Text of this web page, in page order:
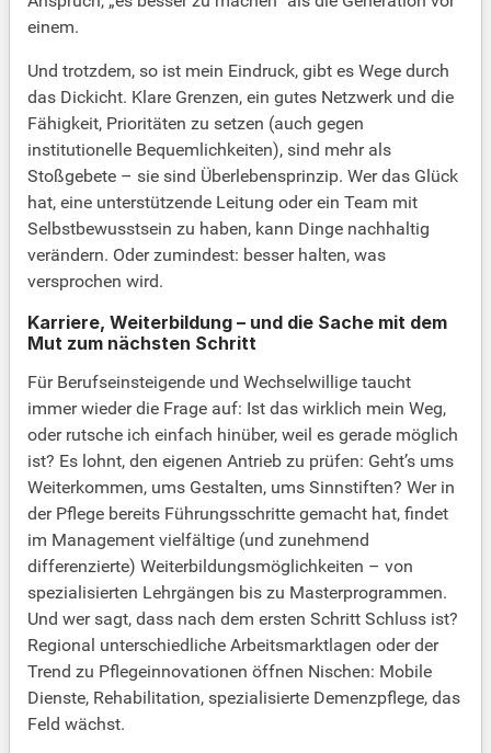
einem.
Und trotzdem, so ist mein Eindruck, gibt es Wege durch
das Dickicht. Klare Grenzen, ein gutes Netzwerk und die
Fähigkeit, Prioritäten zu setzen (auch gegen
institutionelle Bequemlichkeiten), sind mehr als
Stoßgebete – sie sind Überlebensprinzip. Wer das Glück
hat, eine unterstützende Leitung oder ein Team mit
Selbstbewusstsein zu haben, kann Dinge nachhaltig
verändern. Oder zumindest: besser halten, was
versprochen wird.
Karriere, Weiterbildung – und die Sache mit dem
Mut zum nächsten Schritt
Für Berufseinsteigende und Wechselwillige taucht
immer wieder die Frage auf: Ist das wirklich mein Weg,
oder rutsche ich einfach hinüber, weil es gerade möglich
ist? Es lohnt, den eigenen Antrieb zu prüfen: Geht’s ums
Weiterkommen, ums Gestalten, ums Sinnstiften? Wer in
der Pflege bereits Führungsschritte gemacht hat, findet
im Management vielfältige (und zunehmend
differenzierte) Weiterbildungsmöglichkeiten – von
spezialisierten Lehrgängen bis zu Masterprogrammen.
Und wer sagt, dass nach dem ersten Schritt Schluss ist?
Regional unterschiedliche Arbeitsmarktlagen oder der
Trend zu Pflegeinnovationen öffnen Nischen: Mobile
Dienste, Rehabilitation, spezialisierte Demenzpflege, das
Feld wächst.